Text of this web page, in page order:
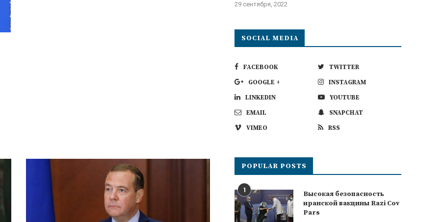
29 сентября, 2022
SOCIAL MEDIA
FACEBOOK
TWITTER
GOOGLE +
INSTAGRAM
LINKEDIN
YOUTUBE
EMAIL
SNAPCHAT
VIMEO
RSS
POPULAR POSTS
1
Высокая безопасность
иранской вакцины Razi Cov
Pars